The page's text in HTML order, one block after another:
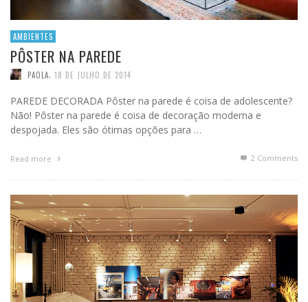
AMBIENTES
PÔSTER NA PAREDE
PAOLA 18 DE JULHO DE 2014
PAREDE DECORADA Pôster na parede é coisa de adolescente?
Não! Pôster na parede é coisa de decoração moderna e
despojada. Eles são ótimas opções para …
Read more 2 Comments